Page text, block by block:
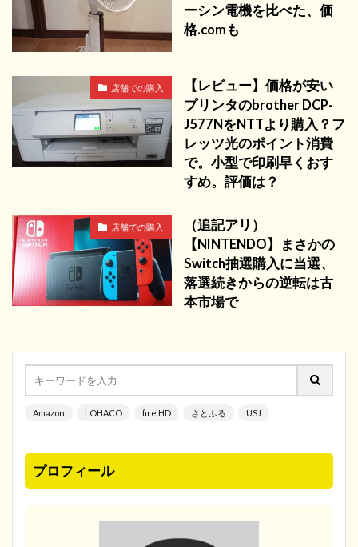
ーシン電機を比べた、価
格.comも
店舗での購入
【レビュー】価格が安い
プリンタのbrother DCP-
J577NをNTTより購入？フ
レッツ光のポイント消費
で。小型で印刷早くおす
すめ。評価は？
店舗での購入
（追記アリ）
【NINTENDO】まさかの
Switch抽選購入に当選、
落選続きからの逆転は古
本市場で
Amazon LOHACO fire HD さとふる USJ
プロフィール